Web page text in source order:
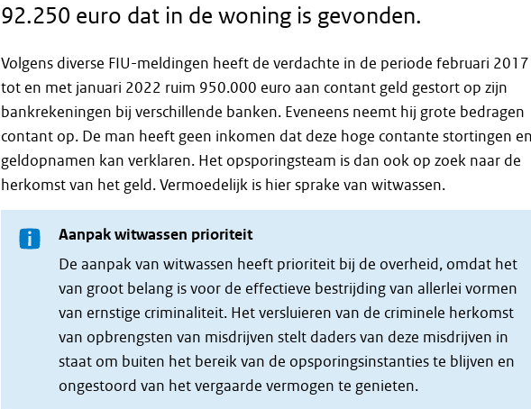
92.250 euro dat in de woning is gevonden.
Volgens diverse FIU-meldingen heeft de verdachte in de periode februari 2017
tot en met januari 2022 ruim 950.000 euro aan contant geld gestort op zijn
bankrekeningen bij verschillende banken. Eveneens neemt hij grote bedragen
contant op. De man heeft geen inkomen dat deze hoge contante stortingen
geldopnamen kan verklaren. Het opsporingsteam is dan ook op zoek naar de
herkomst van het geld. Vermoedelijk is hier sprake van witwassen.
Aanpak witwassen prioriteit
De aanpak van witwassen heeft prioriteit bij de overheid, omdat het
van groot belang is voor de effectieve bestrijding van allerlei vormen
van ernstige criminaliteit. Het versluieren van de criminele herkomst
van opbrengsten van misdrijven stelt daders van deze misdrijven in
staat om buiten het bereik van de opsporingsinstanties te blijven en
ongestoord van het vergaarde vermogen te genieten.